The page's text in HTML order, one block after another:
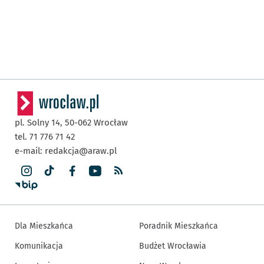
pl. Solny 14, 50-062 Wrocław
tel. 71 776 71 42
e-mail: redakcja@araw.pl
Dla Mieszkańca
Komunikacja
Poradnik Mieszkańca
Budżet Wrocławia